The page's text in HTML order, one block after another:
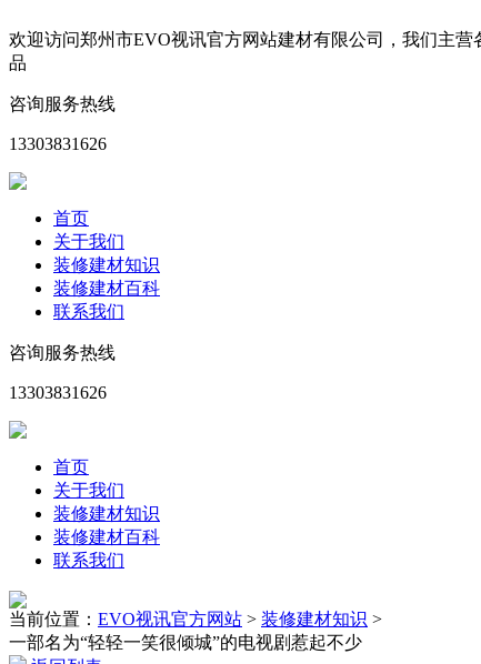
欢迎访问郑州市EVO视讯官方网站建材有限公司，我们主
品
咨询服务热线
13303831626
首页
关于我们
装修建材知识
装修建材百科
联系我们
咨询服务热线
13303831626
首页
关于我们
装修建材知识
装修建材百科
联系我们
当前位置： EVO视讯官方网站 > 装修建材知识 >
一部名为“轻轻一笑很倾城”的电视剧惹起不少